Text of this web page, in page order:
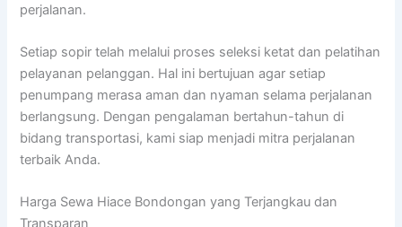
perjalanan.
Setiap sopir telah melalui proses seleksi ketat dan pelatihan
pelayanan pelanggan. Hal ini bertujuan agar setiap
penumpang merasa aman dan nyaman selama perjalanan
berlangsung. Dengan pengalaman bertahun-tahun di
bidang transportasi, kami siap menjadi mitra perjalanan
terbaik Anda.
Harga Sewa Hiace Bondongan yang Terjangkau dan
Transparan